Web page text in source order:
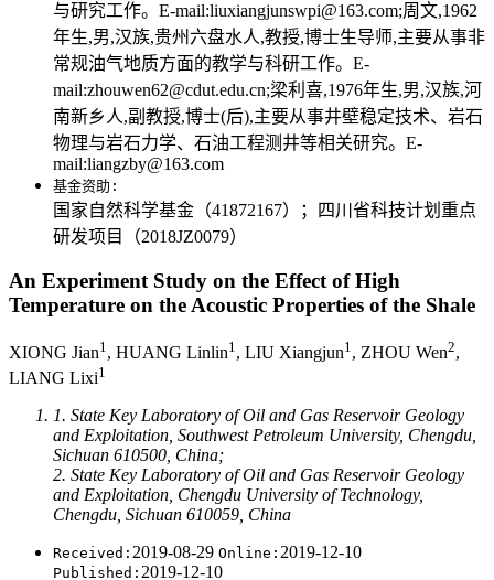
与研究工作。E-mail:liuxiangjunswpi@163.com;周文,1962
年生,男,汉族,贵州六盘水人,教授,博士生导师,主要从事非
常规油气地质方面的教学与科研工作。E-
mail:zhouwen62@cdut.edu.cn;梁利喜,1976年生,男,汉族,河
南新乡人,副教授,博士(后),主要从事井壁稳定技术、岩石
物理与岩石力学、石油工程测井等相关研究。E-
mail:liangzby@163.com
基金资助:
国家自然科学基金（41872167）；四川省科技计划重点
研发项目（2018JZ0079）
An Experiment Study on the Effect of High
Temperature on the Acoustic Properties of the Shale
XIONG Jian1 , HUANG Linlin1 , LIU Xiangjun1 , ZHOU Wen2,
LIANG Lixi1
1. State Key Laboratory of Oil and Gas Reservoir Geology
and Exploitation, Southwest Petroleum University, Chengdu,
Sichuan 610500, China;
2. State Key Laboratory of Oil and Gas Reservoir Geology
and Exploitation, Chengdu University of Technology,
Chengdu, Sichuan 610059, China
Received: 2019-08-29 Online: 2019-12-10
Published: 2019-12-10